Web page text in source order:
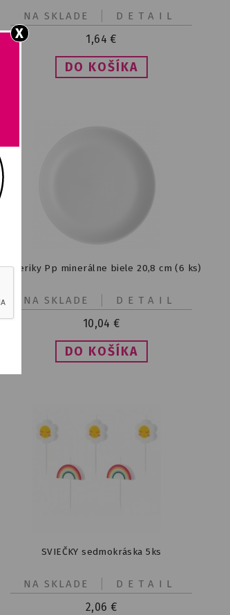
X 1,64 €
DETAIL
NA SKLADE
Tanieriky Pp minerálne biele 20,8 cm (6 ks)
10,04 €
DETAIL
NA SKLADE
SVIEČKY sedmokráska 5ks
2,06 €
DETAIL
NA SKLADE